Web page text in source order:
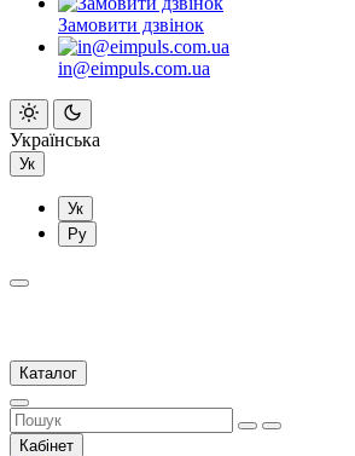
Замовити дзвінок
in@eimpuls.com.ua
Українська
Ук
Ук
Ру
Каталог
Кабінет